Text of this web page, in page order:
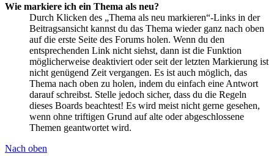
Wie markiere ich ein Thema als neu?
Durch Klicken des „Thema als neu markieren“-Links in der
Beitragsansicht kannst du das Thema wieder ganz nach oben
auf die erste Seite des Forums holen. Wenn du den
entsprechenden Link nicht siehst, dann ist die Funktion
möglicherweise deaktiviert oder seit der letzten Markierung ist
nicht genügend Zeit vergangen. Es ist auch möglich, das
Thema nach oben zu holen, indem du einfach eine Antwort
darauf schreibst. Stelle jedoch sicher, dass du die Regeln
dieses Boards beachtest! Es wird meist nicht gerne gesehen,
wenn ohne triftigen Grund auf alte oder abgeschlossene
Themen geantwortet wird.
Nach oben